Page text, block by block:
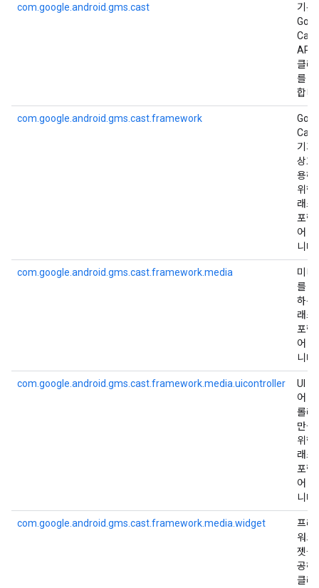
com.google.android.gms.cast
기본
Cast
API
클래
를
합니
com.google.android.gms.cast.framework
Cast
기기
상호
용하
위한
래스
포함
어
니다.
com.google.android.gms.cast.framework.media
미디
를
하는
래스
포함
어
니다.
com.google.android.gms.cast.framework.media.uicontroller
UI
어
롤러
만들
위한
래스
포함
어
니다.
com.google.android.gms.cast.framework.media.widget
프레
워크
젯을
공하
클래